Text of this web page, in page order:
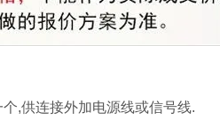
供连接外加电源线或信号线.